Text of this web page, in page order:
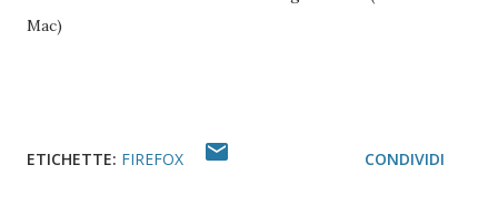
Mac)
ETICHETTE: FIREFOX CONDIVIDI